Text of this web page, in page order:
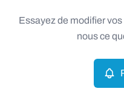
Terrain Remove
Recherche
Essayez de modifier
nous ce